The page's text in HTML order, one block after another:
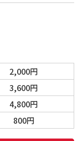
2,000円
3,600円
4,800円
800円